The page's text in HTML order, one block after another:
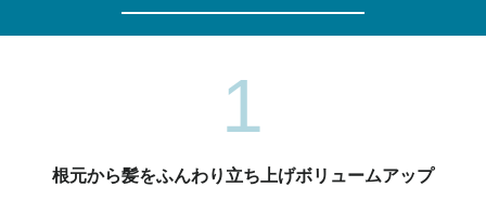
1
根元から髪をふんわり立ち上げボリュームアップ